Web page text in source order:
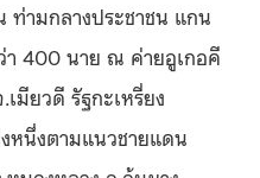
ท่ามกลางประชาชน แกน
า 400 นาย ณ ค่ายอูเกอคี
มียวดี รัฐกะเหรี่ยง
หนึ่งตามแนวชายแดน